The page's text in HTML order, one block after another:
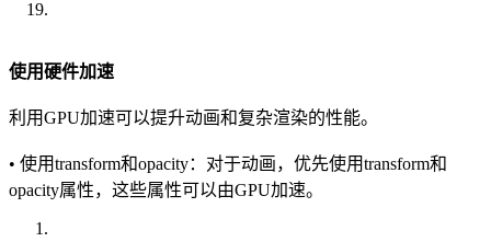
使用硬件加速
利用GPU加速可以提升动画和复杂渲染的性能。
• 使用transform和opacity：对于动画，优先使用transform和
opacity属性，这些属性可以由GPU加速。